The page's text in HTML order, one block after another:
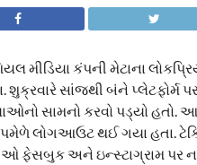
મીડિયા કંપની મેટાના
શુક્રવારે સાંજથી બંને
સામનો કરવો પડ્યો હતો.
લોગઆઉટ થઈ ગયા હતા.
અને ઇન્સ્ટાગ્રામ પર